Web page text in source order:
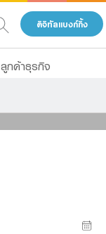
ดิจิทัลแบงก์กิ้ง
ลูกค้าธุรกิจ